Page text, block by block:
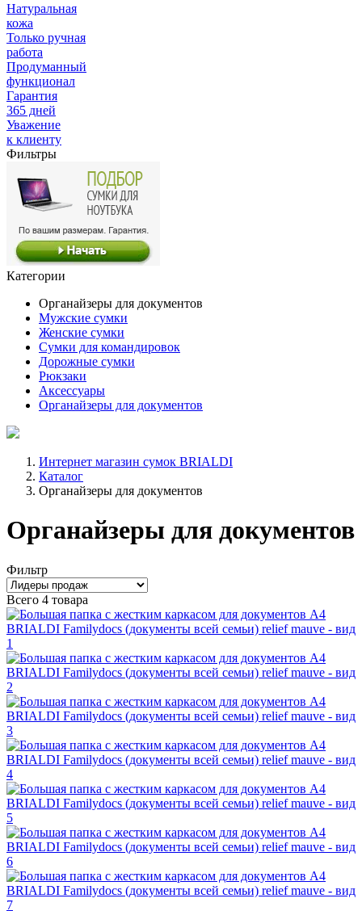
Натуральная
кожа
Только ручная
работа
Продуманный
функционал
Гарантия
365 дней
Уважение
к клиенту
Фильтры
Категории
Органайзеры для документов
Мужские сумки
Женские сумки
Сумки для командировок
Дорожные сумки
Рюкзаки
Аксессуары
Органайзеры для документов
Интернет магазин сумок BRIALDI
Каталог
Органайзеры для документов
Органайзеры для документов
Фильтр
Всего 4 товара